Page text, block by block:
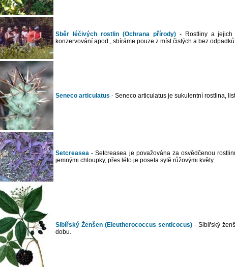
Sběr léčivých rostlin (Ochrana přírody)- Rostliny a jejich
konzervování apod., sbíráme pouze z míst čistých a bez odpadků
Seneco articulatus - Seneco articulatus je sukulentní rostlina,
Setcreasea - Setcreasea je považována za osvědčenou
jemnými chloupky, přes léto je poseta sytě růžovými květy.
Sibiřský Ženšen (Eleutherococcus senticocus) - Sibiřský
dobu.